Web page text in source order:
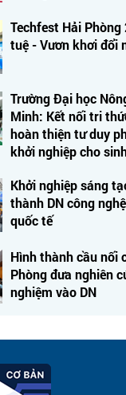
Techfest Hải
tuệ - Vươn khơi đổi
Trường Đại học
Minh: Kết nối tri
hoàn thiện tư duy
khởi nghiệp cho
Khởi nghiệp sáng
thành DN công
quốc tế
Hình thành cầu nối
Phòng đưa nghiên
nghiệm vào DN